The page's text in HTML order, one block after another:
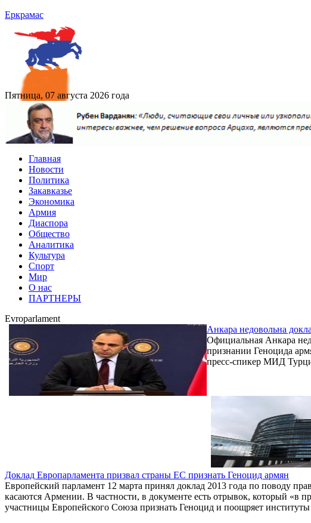
Еркрамас
Пятница, 07 августа 2026 года
Главная
Новости
Политика
Закавказье
Экономика
Армия
Диаспора
Общество
Аналитика
Культура
Спорт
Мир
О нас
ПАРТНЕРЫ
Evroparlament
Анкара недовольна
Официальная Анкара
признании Геноцида
пресс-спикер МИД
Доклад Европарламента призвал страны ЕС признать Геноцид армян
Европейский парламент 12 марта принял доклад 2013 года по поводу
касаются Армении. В частности, в документе есть отрывок, который «в
участницы Европейского Союза признать Геноцид и поощряет